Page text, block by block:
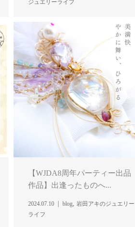
【WJDA8周年パーティー出品
作品】出逢ったものへ...
岩田アキのジュエリー